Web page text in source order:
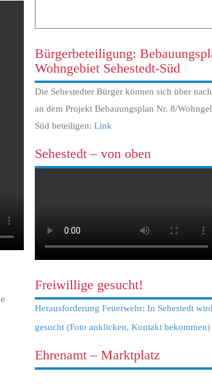
Bürgerbeteiligung:
Wohngebiet Sehestedt-Süd
Die Sehestedter Bürger können sich über
an dem Projekt Bebauungsplan Nr. 8/
Süd beteiligen:Link
Sehestedt – von oben
Freiwillige gesucht!
Herausforderung Feuerwehr: In Sehestedt
gesucht (Foto anklicken, Kontakt bekommen)
Ehrenamt – Marktplatz